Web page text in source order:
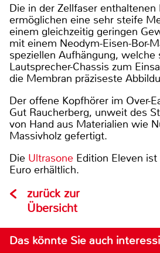
Die in der Zellfaser enthaltenen
ermöglichen eine sehr steife
einem gleichzeitig geringen
mit einem Neodym-Eisen-Bor-
speziellen Aufhängung, welche
Lautsprecher-Chassis zum
die Membran präziseste
Der offene Kopfhörer im Over-
Gut Raucherberg, unweit des
von Hand aus Materialien wie
Massivholz gefertigt.
Die Ultrasone Edition Eleven
Euro erhältlich.
zurück zur
Übersicht
Das könnte Sie auch